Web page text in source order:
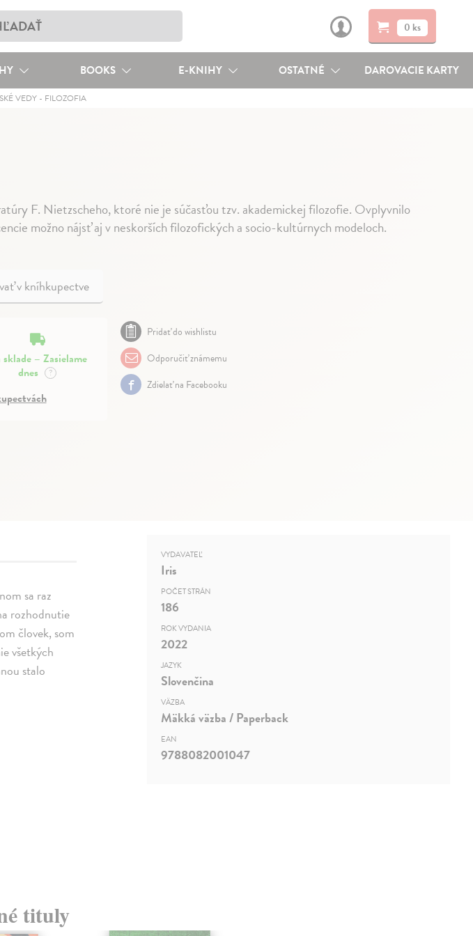
0 ks
BOOKS E-KNIHY OSTATNÉ DAROVACIE KARTY
VEDY- FILOZOFIA
F. Nietzscheho, ktoré nie je súčasťou tzv. akademickej filozofie. Ovplyvnilo
možno nájsť aj v neskorších filozofických a socio-kultúrnych modeloch.
v kníhkupectve
sklade – Zasielame
dnes
?
Pridať do wishlistu
Odporučiť známemu
Zdielať na Facebooku
sa raz
rozhodnutie
človek, som
všetkých
stalo
VYDAVATEĽ
Iris
POČET STRÁN
186
ROK VYDANIA
2022
JAZYK
Slovenčina
VÄZBA
Mäkká väzba / Paperback
EAN
9788082001047
tituly